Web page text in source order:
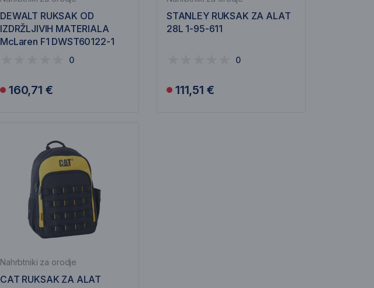
DEWALT RUKSAK OD
IZDRŽLJIVIH MATERIALA
McLaren F1 DWST60122-1
0
160,71 €
STANLEY RUKSAK ZA ALAT
28L 1-95-611
0
111,51 €
Nahrbtniki za orodje
CAT RUKSAK ZA ALAT